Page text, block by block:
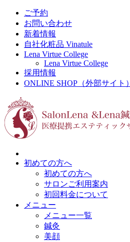
ご予約
お問い合わせ
新着情報
自社化粧品 Vinatule
Lena Virtue College
Lena Virtue College
採用情報
ONLINE SHOP（外部サイト）
初めての方へ
初めての方へ
サロンご利用案内
初回料金について
メニュー
メニュー一覧
鍼灸
美顔